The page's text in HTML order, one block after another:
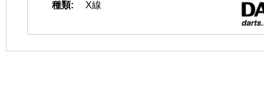
種類: X線